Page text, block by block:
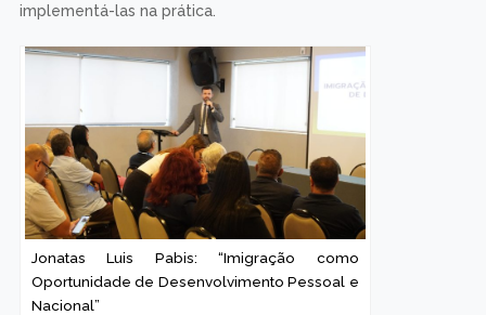
implementá-las na prática.
Jonatas Luis Pabis: “Imigração como
Oportunidade de Desenvolvimento Pessoal e
Nacional”